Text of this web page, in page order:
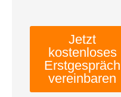
Jetzt
kostenloses
Erstgespräch
vereinbaren